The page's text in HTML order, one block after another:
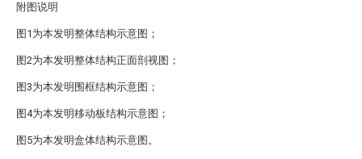
附图说明
图1为本发明整体结构示意图；
图2为本发明整体结构正面剖视图；
图3为本发明围框结构示意图；
图4为本发明移动板结构示意图；
图5为本发明盒体结构示意图。